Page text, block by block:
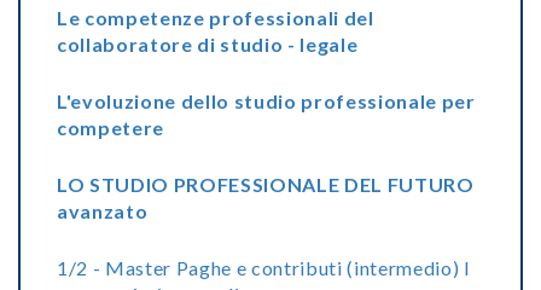
Le competenze professionali del
collaboratore di studio - legale
L'evoluzione dello studio professionale per
competere
LO STUDIO PROFESSIONALE DEL FUTURO
avanzato
1/2 - Master Paghe e contributi (intermedio) I